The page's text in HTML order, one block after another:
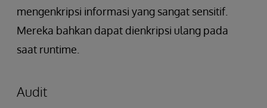
mengenkripsi informasi yang sangat sensitif.
Mereka bahkan dapat dienkripsi ulang pada
saat runtime.
Audit